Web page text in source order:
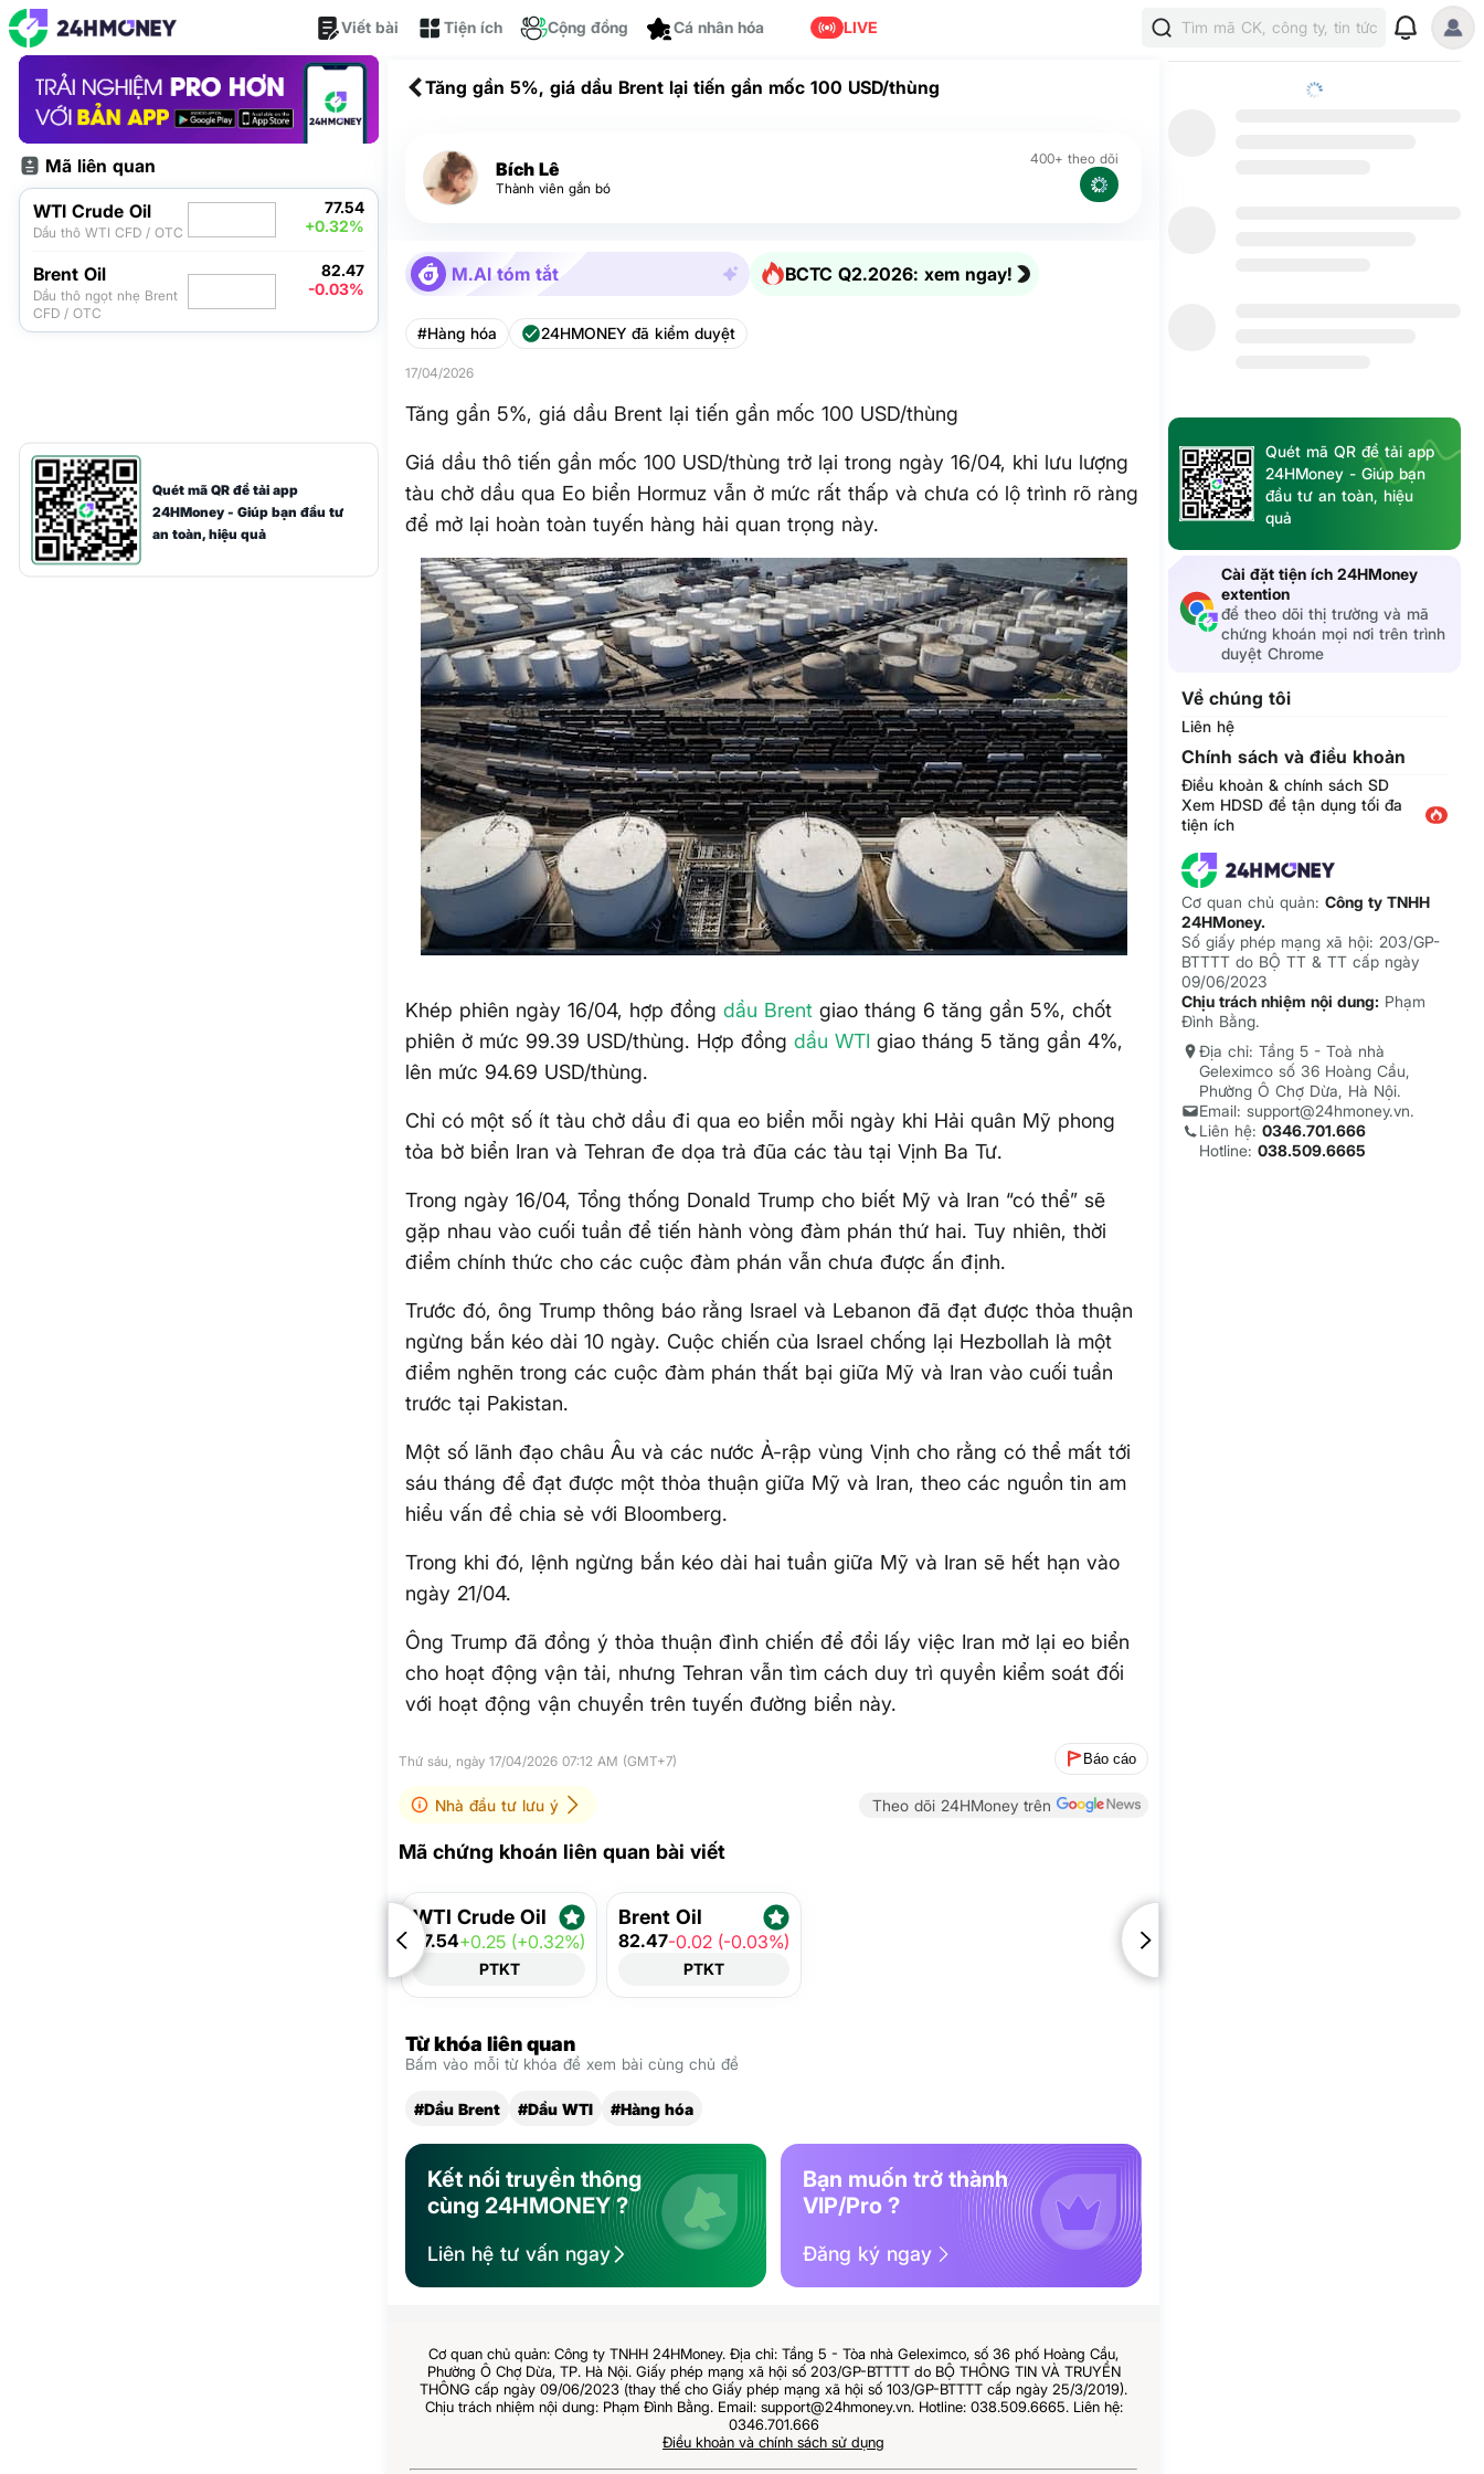
Viết bài Tiện ích Cộng đồng LIVE Tìm mã CK, công ty, tin tức
Mã liên quan
WTI Crude Oil
Dầu thô WTI CFD / OTC
77.54
+0.32%
Brent Oil
Dầu thô ngọt nhẹ Brent
CFD / OTC
82.47
-0.03%
Quét mã QR để tải app
24HMoney - Giúp bạn đầu tư
an toàn, hiệu quả
Tăng gần 5%, giá dầu Brent lại tiến gần mốc 100 USD/thùng
Bích Lê
Thành viên gắn bó
400+ theo dõi
M.AI tóm tắt BCTC Q2.2026: xem ngay!
#Hàng hóa 24HMONEY đã kiểm duyệt
17/04/2026
Tăng gần 5%, giá dầu Brent lại tiến gần mốc 100 USD/thùng
Giá dầu thô tiến gần mốc 100 USD/thùng trở lại trong ngày 16/04, khi lưu lượng
tàu chở dầu qua Eo biển Hormuz vẫn ở mức rất thấp và chưa có lộ trình rõ ràng
để mở lại hoàn toàn tuyến hàng hải quan trọng này.
Khép phiên ngày 16/04, hợp đồngdầu Brent giao tháng 6 tăng gần 5%, chốt
phiên ở mức 99.39 USD/thùng. Hợp đồngdầu WTI giao tháng 5 tăng gần 4%,
lên mức 94.69 USD/thùng.
Chỉ có một số ít tàu chở dầu đi qua eo biển mỗi ngày khi Hải quân Mỹ phong
tỏa bờ biển Iran và Tehran đe dọa trả đũa các tàu tại Vịnh Ba Tư.
Trong ngày 16/04, Tổng thống Donald Trump cho biết Mỹ và Iran “có thể” sẽ
gặp nhau vào cuối tuần để tiến hành vòng đàm phán thứ hai. Tuy nhiên, thời
điểm chính thức cho các cuộc đàm phán vẫn chưa được ấn định.
Trước đó, ông Trump thông báo rằng Israel và Lebanon đã đạt được thỏa thuận
ngừng bắn kéo dài 10 ngày. Cuộc chiến của Israel chống lại Hezbollah là một
điểm nghẽn trong các cuộc đàm phán thất bại giữa Mỹ và Iran vào cuối tuần
trước tại Pakistan.
Một số lãnh đạo châu Âu và các nước Ả-rập vùng Vịnh cho rằng có thể mất tới
sáu tháng để đạt được một thỏa thuận giữa Mỹ và Iran, theo các nguồn tin am
hiểu vấn đề chia sẻ với Bloomberg.
Trong khi đó, lệnh ngừng bắn kéo dài hai tuần giữa Mỹ và Iran sẽ hết hạn vào
ngày 21/04.
Ông Trump đã đồng ý thỏa thuận đình chiến để đổi lấy việc Iran mở lại eo biển
cho hoạt động vận tải, nhưng Tehran vẫn tìm cách duy trì quyền kiểm soát đối
với hoạt động vận chuyển trên tuyến đường biển này.
Thứ sáu, ngày 17/04/2026 07:12 AM (GMT+7) Báo cáo
Nhà đầu tư lưu ý Theo dõi 24HMoney trên
Mã chứng khoán liên quan bài viết
WTI Crude Oil
77.54+0.25 (+0.32%)
PTKT
Brent Oil
82.47-0.02 (-0.03%)
PTKT
Từ khóa liên quan
Bấm vào mỗi từ khóa để xem bài cùng chủ đề
#Dầu Brent #Dầu WTI #Hàng hóa
Kết nối truyền thông
cùng 24HMONEY ?
Liên hệ tư vấn ngay
Bạn muốn trở thành
VIP/Pro ?
Đăng ký ngay
Cơ quan chủ quản: Công ty TNHH 24HMoney. Địa chỉ: Tầng 5 - Tòa nhà Geleximco, số 36 phố Hoàng Cầu,
Phường Ô Chợ Dừa, TP. Hà Nội. Giấy phép mạng xã hội số 203/GP-BTTTT do BỘ THÔNG TIN VÀ TRUYỀN
THÔNG cấp ngày 09/06/2023 (thay thế cho Giấy phép mạng xã hội số 103/GP-BTTTT cấp ngày 25/3/2019).
Chịu trách nhiệm nội dung: Phạm Đình Bằng. Email: support@24hmoney.vn. Hotline: 038.509.6665. Liên hệ:
0346.701.666
Điều khoản và chính sách sử dụng
Quét mã QR để tải app
24HMoney - Giúp bạn
đầu tư an toàn, hiệu
quả
Cài đặt tiện ích 24HMoney
extention
để theo dõi thị trường và mã
chứng khoán mọi nơi trên trình
duyệt Chrome
Về chúng tôi
Liên hệ
Chính sách và điều khoản
Điều khoản & chính sách SD
Xem HDSD để tận dụng tối đa
tiện ích
Cơ quan chủ quản:Công ty TNHH
24HMoney.
Số giấy phép mạng xã hội: 203/GP-
BTTTT do BỘ TT & TT cấp ngày
09/06/2023
Chịu trách nhiệm nội dung: Phạm
Đình Bằng.
Địa chỉ: Tầng 5 - Toà nhà
Geleximco số 36 Hoàng Cầu,
Phường Ô Chợ Dừa, Hà Nội.
Email: support@24hmoney.vn.
Liên hệ:0346.701.666
Hotline:038.509.6665